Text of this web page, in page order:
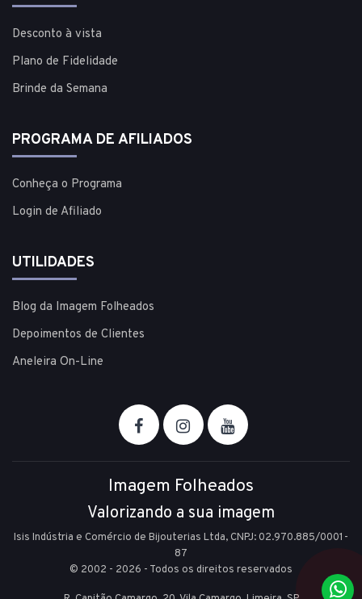
Desconto à vista
Plano de Fidelidade
Brinde da Semana
PROGRAMA DE AFILIADOS
Conheça o Programa
Login de Afiliado
UTILIDADES
Blog da Imagem Folheados
Depoimentos de Clientes
Aneleira On-Line
Imagem Folheados
Valorizando a sua imagem
Isis Indústria e Comércio de Bijouterias Ltda, CNPJ: 02.970.885/0001-
87
© 2002 - 2026 - Todos os direitos reservados